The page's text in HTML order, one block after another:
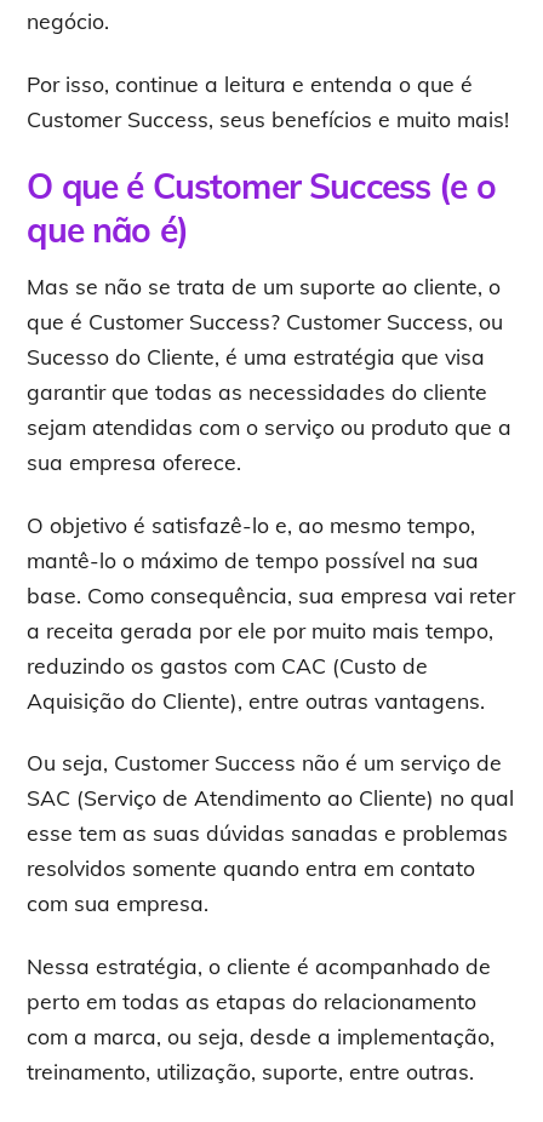
negócio.
Por isso, continue a leitura e entenda o que é
Customer Success, seus benefícios e muito mais!
O que é Customer Success (e o
que não é)
Mas se não se trata de um suporte ao cliente, o
que é Customer Success? Customer Success, ou
Sucesso do Cliente, é uma estratégia que visa
garantir que todas as necessidades do cliente
sejam atendidas com o serviço ou produto que a
sua empresa oferece.
O objetivo é satisfazê-lo e, ao mesmo tempo,
mantê-lo o máximo de tempo possível na sua
base. Como consequência, sua empresa vai reter
a receita gerada por ele por muito mais tempo,
reduzindo os gastos com CAC (Custo de
Aquisição do Cliente), entre outras vantagens.
Ou seja, Customer Success não é um serviço de
SAC (Serviço de Atendimento ao Cliente) no qual
esse tem as suas dúvidas sanadas e problemas
resolvidos somente quando entra em contato
com sua empresa.
Nessa estratégia, o cliente é acompanhado de
perto em todas as etapas do relacionamento
com a marca, ou seja, desde a implementação,
treinamento, utilização, suporte, entre outras.